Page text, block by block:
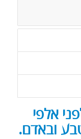
אלפי
ובאדם.